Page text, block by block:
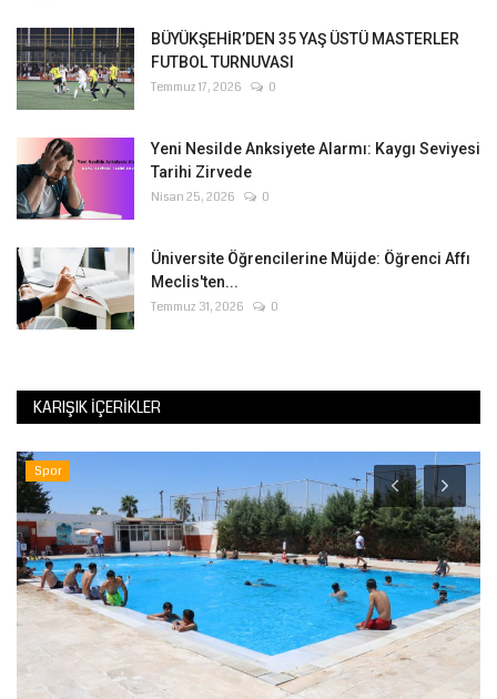
BÜYÜKŞEHİR’DEN 35 YAŞ ÜSTÜ MASTERLER
FUTBOL TURNUVASI
Temmuz 17, 2026 0
Yeni Nesilde Anksiyete Alarmı: Kaygı Seviyesi
Tarihi Zirvede
Nisan 25, 2026 0
Üniversite Öğrencilerine Müjde: Öğrenci Affı
Meclis'ten...
Temmuz 31, 2026 0
KARIŞIK İÇERIKLER
Spor